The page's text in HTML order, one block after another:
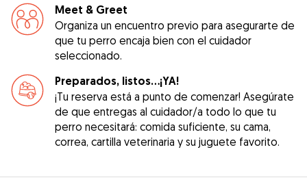
Meet & Greet
Organiza un encuentro previo para asegurarte de
que tu perro encaja bien con el cuidador
seleccionado.
Preparados, listos...¡YA!
¡Tu reserva está a punto de comenzar! Asegúrate
de que entregas al cuidador/a todo lo que tu
perro necesitará: comida suficiente, su cama,
correa, cartilla veterinaria y su juguete favorito.